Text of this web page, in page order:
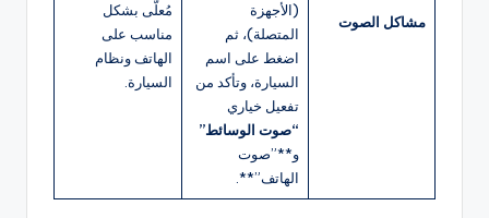
مشاكل الصوت
(الأجهزة
المتصلة)، ثم
اضغط على اسم
السيارة، وتأكد من
تفعيل خياري
“صوت الوسائط”
و**”صوت
الهاتف”**.
مُعلَّى بشكل
مناسب على
الهاتف ونظام
السيارة.